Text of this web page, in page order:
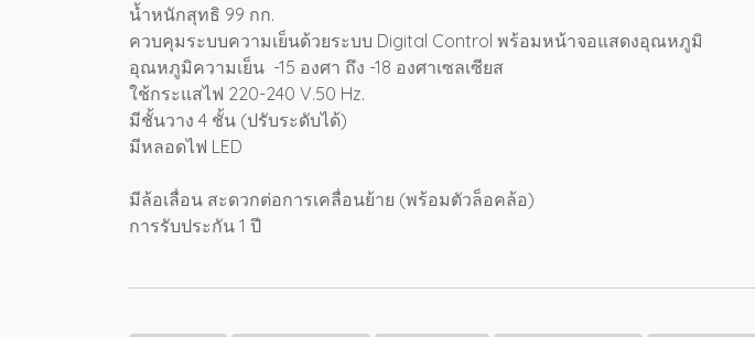
น้ำหนักสุทธิ 99 กก.
ควบคุมระบบความเย็นด้วยระบบ Digital Control พร้อมหน้าจอแสดงอุณหภูมิ
อุณหภูมิความเย็น -15 องศา ถึง -18 องศาเซลเซียส
ใช้กระแสไฟ 220-240 V.50 Hz.
มีชั้นวาง 4 ชั้น (ปรับระดับได้)
มีหลอดไฟ LED
มีล้อเลื่อน สะดวกต่อการเคลื่อนย้าย (พร้อมตัวล็อคล้อ)
การรับประกัน 1 ปี